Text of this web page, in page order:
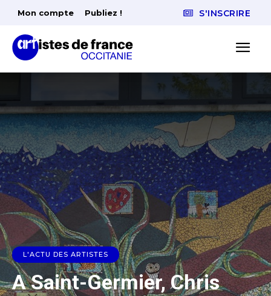
Mon compte Publiez ! S'INSCRIRE
L'ACTU DES ARTISTES
A Saint-Germier, Chris